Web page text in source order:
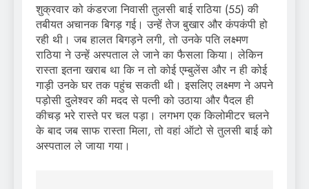
शुक्रवार को कंडरजा निवासी तुलसी बाई राठिया (55) की
तबीयत अचानक बिगड़ गई। उन्हें तेज बुखार और कंपकंपी हो
रही थी। जब हालत बिगड़ने लगी, तो उनके पति लक्ष्मण
राठिया ने उन्हें अस्पताल ले जाने का फैसला किया। लेकिन
रास्ता इतना खराब था कि न तो कोई एम्बुलेंस और न ही कोई
गाड़ी उनके घर तक पहुंच सकती थी। इसलिए लक्ष्मण ने अपने
पड़ोसी दुलेश्वर की मदद से पत्नी को उठाया और पैदल ही
कीचड़ भरे रास्ते पर चल पड़ा। लगभग एक किलोमीटर चलने
के बाद जब साफ रास्ता मिला, तो वहां ऑटो से तुलसी बाई को
अस्पताल ले जाया गया।